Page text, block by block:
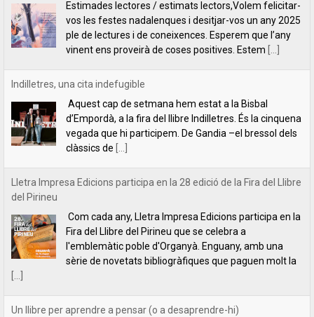
d’Empordà, a la fira del llibre Indilletres. És la cinquena
vegada que hi participem. De Gandia –el bressol dels
clàssics de[...]
Lletra Impresa Edicions participa en la 28 edició de la Fira del Llibre
del Pirineu
Com cada any, Lletra Impresa Edicions participa en la
Fira del Llibre del Pirineu que se celebra a
l'emblemàtic poble d'Organyà. Enguany, amb una
sèrie de novetats bibliogràfiques que paguen molt la
Un llibre per aprendre a pensar (o a desaprendre-hi)
Un llibre per aprendre a pensar (o a desaprendre-
hi)L’editorial Lletra Impresa acaba de publicar un llibre
que fa que pensar: Per què pensem el que pensem,
de Vicent Botella i[...]
presentació de la novel·la Les descàrregues del caçador, de Rafael
Chirbes, a Gandia